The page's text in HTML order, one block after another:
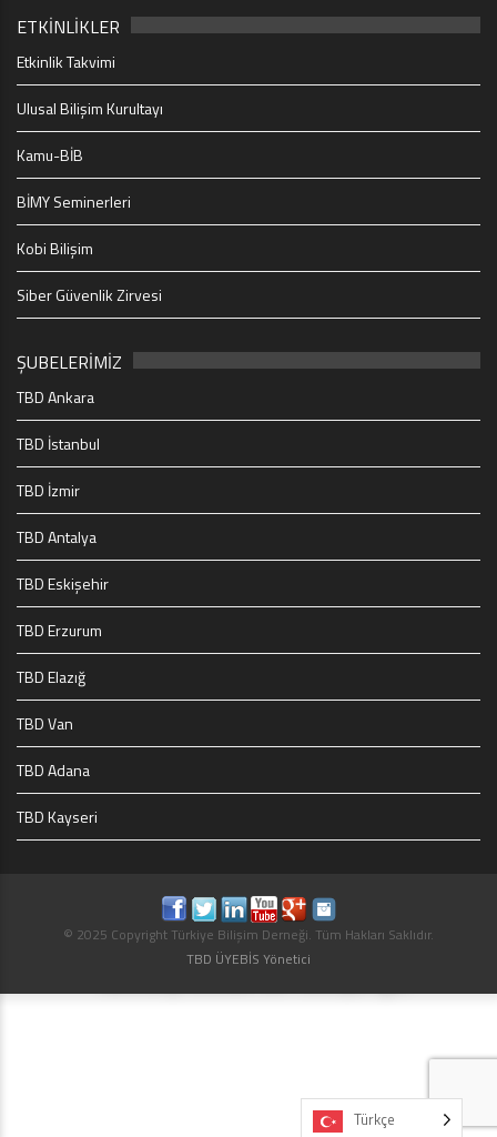
ETKİNLİKLER
Etkinlik Takvimi
Ulusal Bilişim Kurultayı
Kamu-BİB
BİMY Seminerleri
Kobi Bilişim
Siber Güvenlik Zirvesi
ŞUBELERİMİZ
TBD Ankara
TBD İstanbul
TBD İzmir
TBD Antalya
TBD Eskişehir
TBD Erzurum
TBD Elazığ
TBD Van
TBD Adana
TBD Kayseri
© 2025 Copyright Türkiye Bilişim Derneği. Tüm Hakları Saklıdır.
TBD ÜYEBİS Yönetici
Türkçe